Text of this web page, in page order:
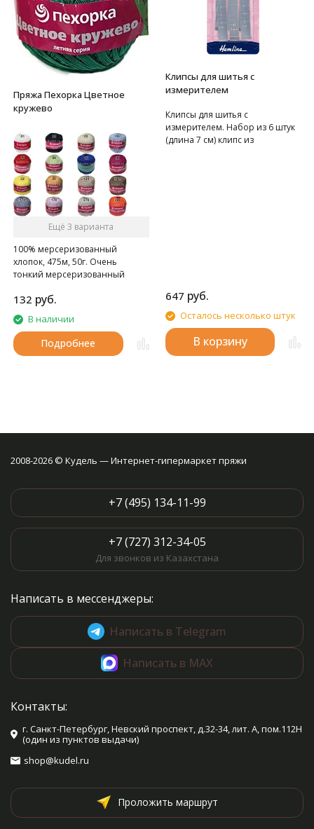
Пряжа Пехорка Цветное
кружево
Ещё 3 варианта
100% мерсеризованный
хлопок, 475м, 50г. Очень
тонкий мерсеризованный
132 руб.
В наличии
Подробнее
Клипсы для шитья с
измерителем
Клипсы для шитья с
измерителем. Набор из 6 штук
(длина 7 см) клипс из
на нержавеющей стали,
защищенной от коррозии, для
длительного использования.
647 руб.
Осталось несколько штук
В корзину
2008-2026 © Кудель — Интернет-гипермаркет пряжи
+7 (495) 134-11-99
+7 (727) 312-34-05
Для звонков из Казахстана
Написать в мессенджеры:
Написать в Telegram
Написать в MAX
Контакты:
г. Санкт-Петербург, Невский проспект, д.32-34, лит. А, пом.112Н
(один из пунктов выдачи)
shop@kudel.ru
Проложить маршрут